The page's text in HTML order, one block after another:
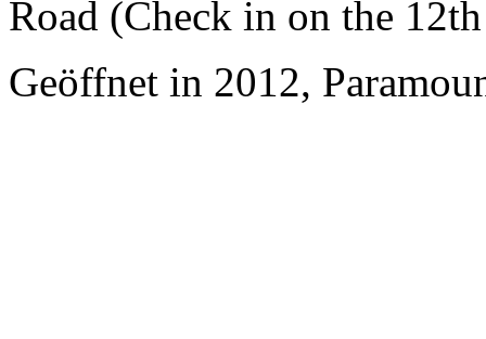
Road (Check in on the
Geöffnet in 2012,